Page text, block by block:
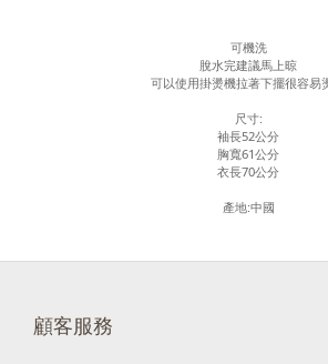
可機洗
脫水完建議馬上晾
可以使用掛燙機拉著下擺很容易
尺寸:
袖長52公分
胸寬61公分
衣長70公分
產地:中國
顧客服務